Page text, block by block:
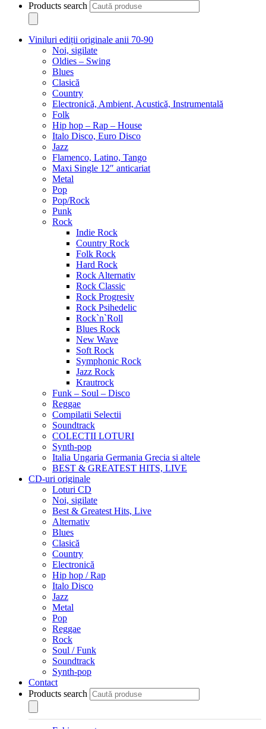
Products search
Viniluri ediții originale anii 70-90
Noi, sigilate
Oldies – Swing
Blues
Clasică
Country
Electronică, Ambient, Acustică, Instrumentală
Folk
Hip hop – Rap – House
Italo Disco, Euro Disco
Jazz
Flamenco, Latino, Tango
Maxi Single 12″ anticariat
Metal
Pop
Pop/Rock
Punk
Rock
Indie Rock
Country Rock
Folk Rock
Hard Rock
Rock Alternativ
Rock Classic
Rock Progresiv
Rock Psihedelic
Rock`n`Roll
Blues Rock
New Wave
Soft Rock
Symphonic Rock
Jazz Rock
Krautrock
Funk – Soul – Disco
Reggae
Compilatii Selectii
Soundtrack
COLECTII LOTURI
Synth-pop
Italia Ungaria Germania Grecia si altele
BEST & GREATEST HITS, LIVE
CD-uri originale
Loturi CD
Noi, sigilate
Best & Greatest Hits, Live
Alternativ
Blues
Clasică
Country
Electronică
Hip hop / Rap
Italo Disco
Jazz
Metal
Pop
Reggae
Rock
Soul / Funk
Soundtrack
Synth-pop
Contact
Products search